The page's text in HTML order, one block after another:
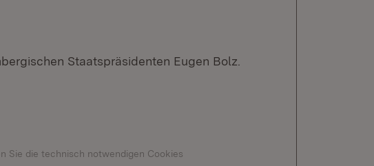
Staatspräsidenten Eugen Bolz.
Sie die technisch notwendigen Cookies